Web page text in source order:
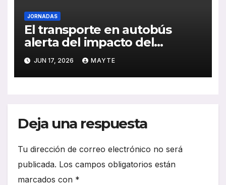
JORNADAS
El transporte en autobús
alerta del impacto del
absentismo en la calidad del
servicio
JUN 17, 2026 MAYTE
Deja una respuesta
Tu dirección de correo electrónico no será
publicada. Los campos obligatorios están
marcados con *